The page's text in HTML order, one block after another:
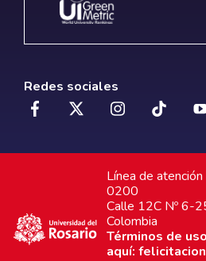
Redes sociales
Línea de
0200
Calle 12C Nº 6-
Colombia
Términos de uso
aquí: